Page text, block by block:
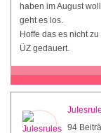
haben im August
geht es los.
Hoffe das es nicht
ÜZ gedauert.
94